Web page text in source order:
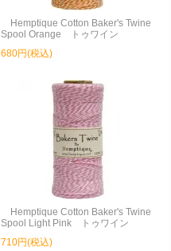
Hemptique Cotton Baker's Twine
Spool Orange トゥワイン
680円(税込)
Hemptique Cotton Baker's Twine
Spool Light Pink トゥワイン
710円(税込)